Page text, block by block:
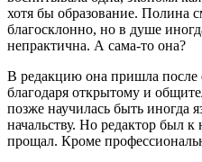
хотя бы образование. Полина
благосклонно, но в душе
непрактична. А сама-то она?
В редакцию она пришла после
благодаря открытому и
позже научилась быть иногда
начальству. Но редактор был
прощал. Кроме